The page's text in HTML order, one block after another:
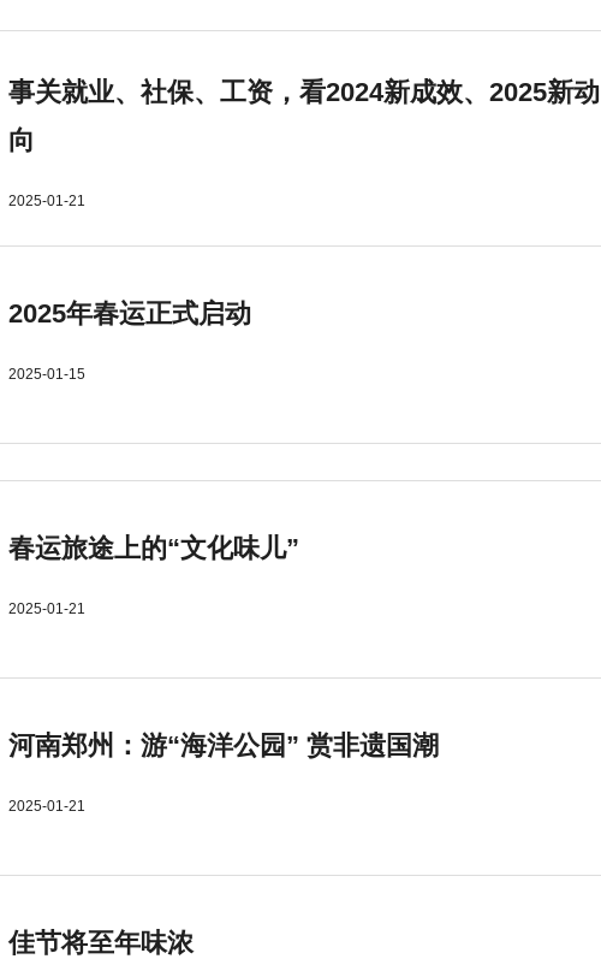
事关就业、社保、工资，看2024新成效、2025新动
向
2025-01-21
2025年春运正式启动
2025-01-15
春运旅途上的“文化味儿”
2025-01-21
河南郑州：游“海洋公园” 赏非遗国潮
2025-01-21
佳节将至年味浓